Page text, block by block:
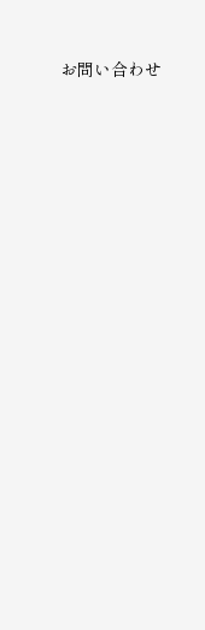
お問い合わせ